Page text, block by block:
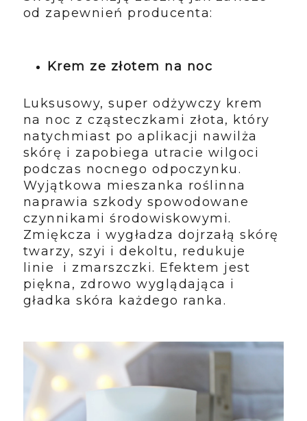
od zapewnień producenta:
Krem ze złotem na noc
Luksusowy, super odżywczy krem
na noc z cząsteczkami złota, który
natychmiast po aplikacji nawilża
skórę i zapobiega utracie wilgoci
podczas nocnego odpoczynku.
Wyjątkowa mieszanka roślinna
naprawia szkody spowodowane
czynnikami środowiskowymi.
Zmiękcza i wygładza dojrzałą skórę
twarzy, szyi i dekoltu, redukuje
linie i zmarszczki. Efektem jest
piękna, zdrowo wyglądająca i
gładka skóra każdego ranka.